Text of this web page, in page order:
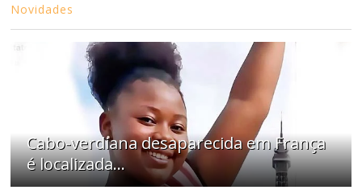
Novidades
Cabo-verdiana desaparecida em França
é localizada...